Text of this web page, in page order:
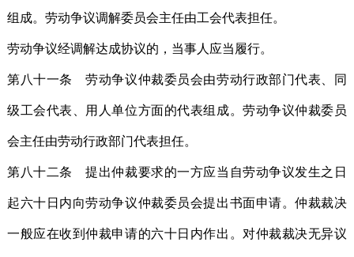
组成。劳动争议调解委员会主任由工会代表担任。
劳动争议经调解达成协议的，当事人应当履行。
第八十一条 劳动争议仲裁委员会由劳动行政部门代表、同
级工会代表、用人单位方面的代表组成。劳动争议仲裁委员
会主任由劳动行政部门代表担任。
第八十二条 提出仲裁要求的一方应当自劳动争议发生之日
起六十日内向劳动争议仲裁委员会提出书面申请。仲裁裁决
一般应在收到仲裁申请的六十日内作出。对仲裁裁决无异议